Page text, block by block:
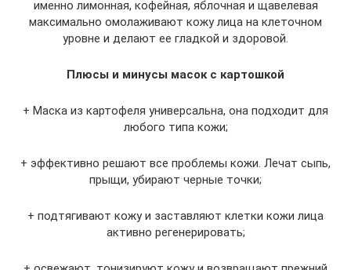
именно лимонная, кофейная, яблочная и щавелевая
максимально омолаживают кожу лица на клеточном
уровне и делают ее гладкой и здоровой.
Плюсы и минусы масок с картошкой
+ Маска из картофеля универсальна, она подходит для
любого типа кожи;
+ эффективно решают все проблемы кожи. Лечат сыпь,
прыщи, убирают черные точки;
+ подтягивают кожу и заставляют клетки кожи лица
активно регенерировать;